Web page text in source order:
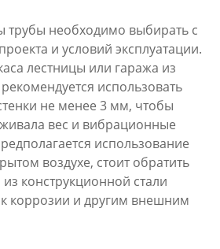
необходимо выбирать с
и условий эксплуатации.
лестницы или гаража из
использовать
не менее 3 мм, чтобы
вес и вибрационные
использование
воздухе, стоит обратить
конструкционной стали
коррозии и другим внешним